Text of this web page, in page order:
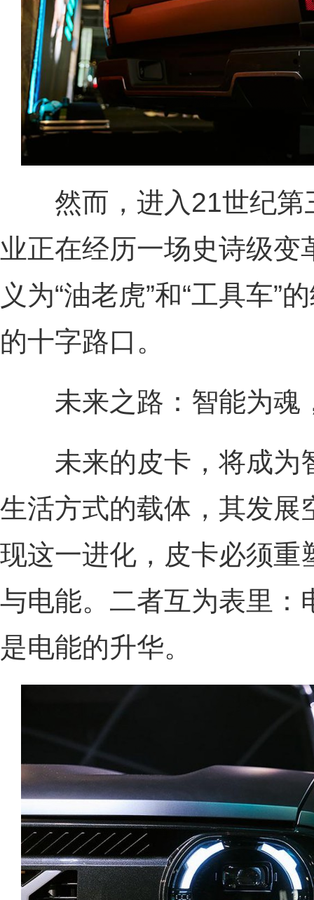
然而，进入21世纪第
业正在经历一场史诗级
义为“油老虎”和“工具车”
的十字路口。
未来之路：智能为魂
未来的皮卡，将成为
生活方式的载体，其发展
现这一进化，皮卡必须
与电能。二者互为表里：
是电能的升华。